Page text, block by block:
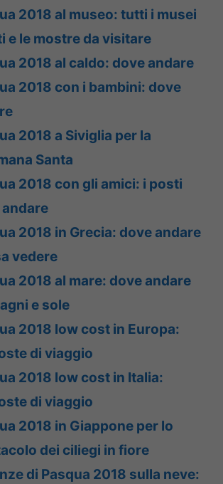
2018 al museo: tutti i musei
e le mostre da visitare
2018 al caldo: dove andare
2018 con i bambini: dove
2018 a Siviglia per la
Santa
2018 con gli amici: i posti
2018 in Grecia: dove andare
vedere
2018 al mare: dove andare
e sole
2018 low cost in Europa:
di viaggio
2018 low cost in Italia:
di viaggio
2018 in Giappone per lo
dei ciliegi in fiore
di Pasqua 2018 sulla neve: